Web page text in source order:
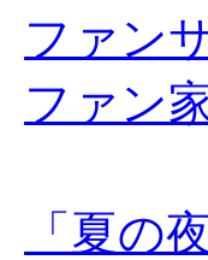
ファン
ファン
「夏の